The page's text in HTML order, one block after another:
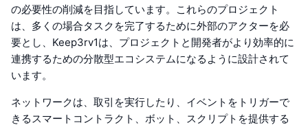
の必要性の削減を目指しています。これらのプロジェクト
は、多くの場合タスクを完了するために外部のアクターを必
要とし、Keep3rv1は、プロジェクトと開発者がより効率的に
連携するための分散型エコシステムになるように設計されて
います。
ネットワークは、取引を実行したり、イベントをトリガーで
きるスマートコントラクト、ボット、スクリプトを提供する